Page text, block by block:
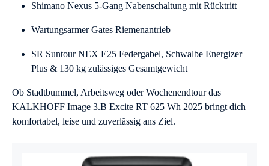
Shimano Nexus 5-Gang Nabenschaltung mit Rücktritt
Wartungsarmer Gates Riemenantrieb
SR Suntour NEX E25 Federgabel, Schwalbe Energizer
Plus & 130 kg zulässiges Gesamtgewicht
Ob Stadtbummel, Arbeitsweg oder Wochenendtour das
KALKHOFF Image 3.B Excite RT 625 Wh 2025 bringt dich
komfortabel, leise und zuverlässig ans Ziel.